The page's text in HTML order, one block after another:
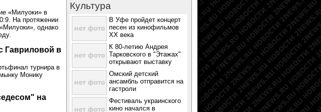
«Милуоки» в
На протяжении
однако
Гавриловой в
турнира в
Монику
на
Культура
В Уфе пройдет концерт
песен из кинофильмов
ХХ века
К 80-летию Андрея
Тарковского в "Этажах"
открывают выставку
Омский детский
ансамбль отправится на
гастроли
Фестиваль украинского
кино начался в